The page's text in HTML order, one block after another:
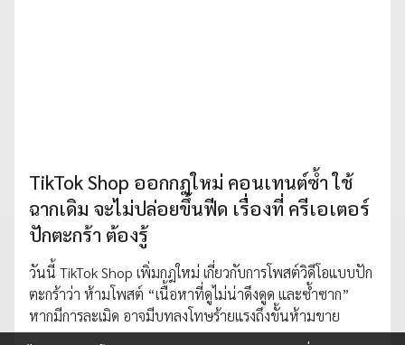
TikTok Shop ออกกฎใหม่ คอนเทนต์ซ้ำ ใช้
ฉากเดิม จะไม่ปล่อยขึ้นฟีด เรื่องที่ ครีเอเตอร์
ปักตะกร้า ต้องรู้
วันนี้ TikTok Shop เพิ่มกฎใหม่ เกี่ยวกับการโพสต์วิดีโอแบบปัก
ตะกร้าว่า ห้ามโพสต์ “เนื้อหาที่ดูไม่น่าดึงดูด และซ้ำซาก”
หากมีการละเมิด อาจมีบทลงโทษร้ายแรงถึงขั้นห้ามขาย